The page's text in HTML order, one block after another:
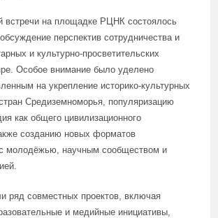
встречи на площадке РЦНК состоялось
перспектив сотрудничества и
и культурно-просветительских
Особое внимание было уделено
на укрепление историко-культурных
Средиземноморья, популяризацию
как общего цивилизационного
созданию новых форматов
молодёжью, научным сообществом и
ряд совместных проектов, включая
и медийные инициативы,